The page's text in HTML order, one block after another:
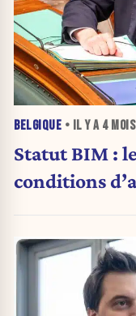
BELGIQUE • IL Y A 4 MOIS
Statut BIM :
conditions